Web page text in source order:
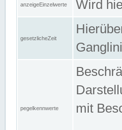
anzeigeEinzelwerte Wird
gesetzlicheZeit
pegelkennwerte
mit